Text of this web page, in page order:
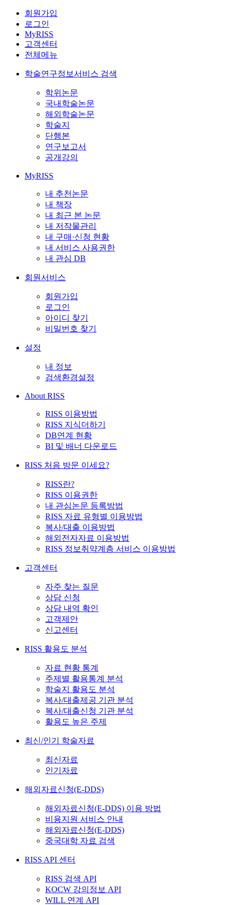
회원가입
로그인
MyRISS
고객센터
전체메뉴
학술연구정보서비스 검색
학위논문
국내학술논문
해외학술논문
학술지
단행본
연구보고서
공개강의
MyRISS
내 추천논문
내 책장
내 최근 본 논문
내 저작물관리
내 구매·신청 현황
내 서비스 사용권한
내 관심 DB
회원서비스
회원가입
로그인
아이디 찾기
비밀번호 찾기
설정
내 정보
검색환경설정
About RISS
RISS 이용방법
RISS 지식더하기
DB연계 현황
BI 및 배너 다운로드
RISS 처음 방문 이세요?
RISS란?
RISS 이용권한
내 관심논문 등록방법
RISS 자료 유형별 이용방법
복사/대출 이용방법
해외전자자료 이용방법
RISS 정보취약계층 서비스 이용방법
고객센터
자주 찾는 질문
상담 신청
상담 내역 확인
고객제안
신고센터
RISS 활용도 분석
자료 현황 통계
주제별 활용통계 분석
학술지 활용도 분석
복사/대출제공 기관 분석
복사/대출신청 기관 분석
활용도 높은 주제
최신/인기 학술자료
최신자료
인기자료
해외자료신청(E-DDS)
해외자료신청(E-DDS) 이용 방법
비용지원 서비스 안내
해외자료신청(E-DDS)
중국대학 자료 검색
RISS API 센터
RISS 검색 API
KOCW 강의정보 API
WILL 연계 API